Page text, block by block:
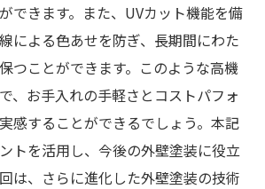
できます。また、UVカット機能を備
による色あせを防ぎ、長期間にわた
つことができます。このような高機
、お手入れの手軽さとコストパフォ
感することができるでしょう。本記
トを活用し、今後の外壁塗装に役立
は、さらに進化した外壁塗装の技術